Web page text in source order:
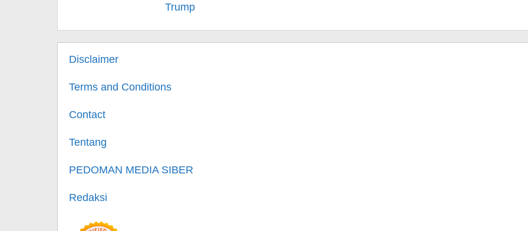
Trump
Disclaimer
Terms and Conditions
Contact
Tentang
PEDOMAN MEDIA SIBER
Redaksi